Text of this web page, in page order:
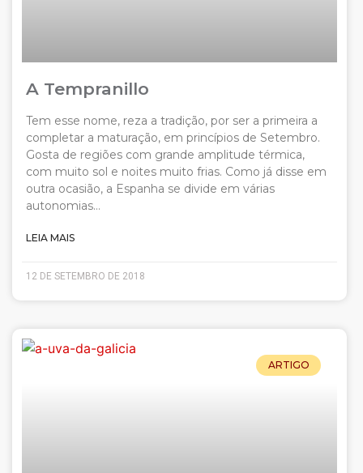
A Tempranillo
Tem esse nome, reza a tradição, por ser a primeira a
completar a maturação, em princípios de Setembro.
Gosta de regiões com grande amplitude térmica,
com muito sol e noites muito frias. Como já disse em
outra ocasião, a Espanha se divide em várias
autonomias…
LEIA MAIS
12 DE SETEMBRO DE 2018
ARTIGO